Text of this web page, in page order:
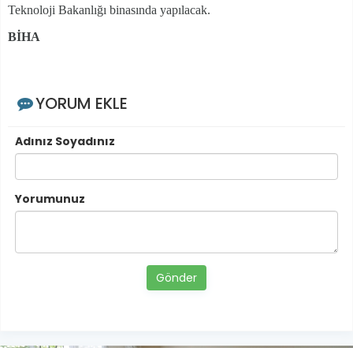
Teknoloji Bakanlığı binasında yapılacak.
BİHA
YORUM EKLE
Adınız Soyadınız
Yorumunuz
Gönder